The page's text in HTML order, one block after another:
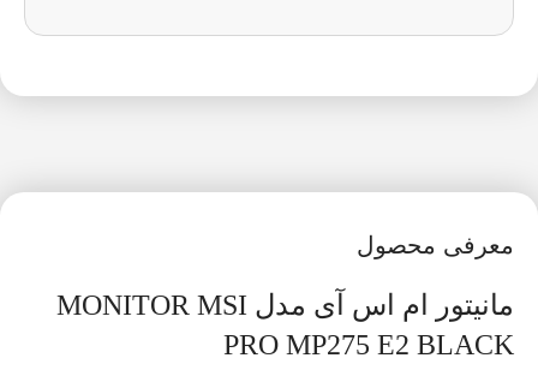
معرفی محصول
مانیتور ام اس آی مدل MONITOR MSI
PRO MP275 E2 BLACK